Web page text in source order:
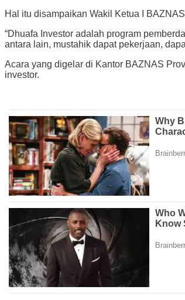
Hal itu disampaikan Wakil Ketua I
“Dhuafa Investor adalah program
antara lain, mustahik dapat pekerjaan,
Acara yang digelar di Kantor BAZNAS
investor.